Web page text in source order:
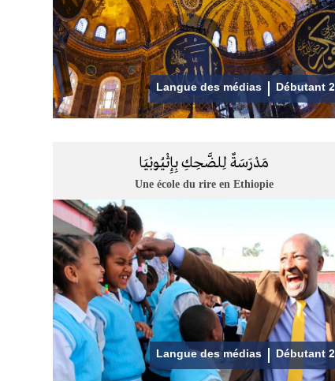
Langue des médias Débutant 2
مَدْرَسَةٌ لِلضَّحِكِ بِإِثْيُوبْيَا
Une école du rire en Ethiopie
Langue des médias Débutant 2